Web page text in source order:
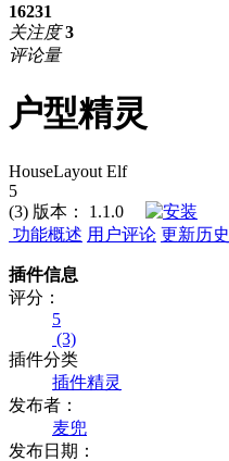
16231
关注度 3
评论量
户型精灵
HouseLayout Elf
5
(3) 版本：
1.1.0
功能概述 用户评论 更新历史
插件信息
评分：
5
(3)
插件分类
插件精灵
发布者：
麦兜
发布日期：